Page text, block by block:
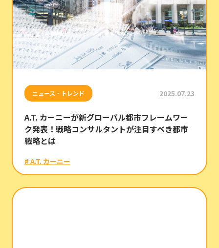
ニュース・トレンド 2025.07.23
A.T. カーニーが新グローバル都市フレームワー
ク発表！戦略コンサルタントが注目すべき都市
戦略とは
# A.T. カーニー